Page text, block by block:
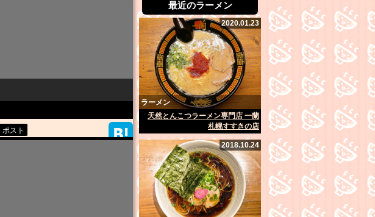
最近のラーメン
2020.01.23
ラーメン
天然とんこつラーメン専門店 一蘭
札幌すすきの店
2018.10.24